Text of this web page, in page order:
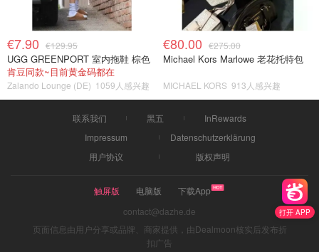
打开 APP
€7.90 €129.95
UGG GREENPORT 室内拖鞋 棕色
肯豆同款~目前黄金码都在
Zalando Lounge (DE) 1059人感兴趣
€80.00 €275.00
Michael Kors Marlowe 老花托特包
MICHAEL KORS 913人感兴趣
联系我们 黑五
InRewards
Impressum
Datenschutzerklärung
用户协议
版权声明
触屏版 电脑版
下载App
contact@dazhe.de
页面信息由用户分享或品牌、商家提供，由Dealmoon核实后发布折
扣广告